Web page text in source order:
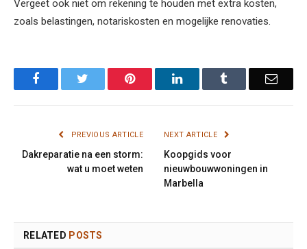
Vergeet ook niet om rekening te houden met extra kosten,
zoals belastingen, notariskosten en mogelijke renovaties.
Facebook Pinterest LinkedIn Email
PREVIOUS ARTICLE
Dakreparatie na een storm:
wat u moet weten
NEXT ARTICLE
Koopgids voor
nieuwbouwwoningen in
Marbella
RELATED POSTS